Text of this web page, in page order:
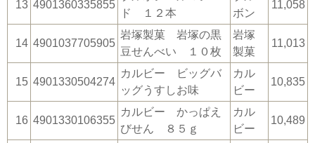
13 4901360335855
ド １２本
ボン
11,058
14 4901037705905
岩塚製菓 岩塚の黒
豆せんべい １０枚
岩塚
製菓
11,013
15 4901330504274
カルビー ビッグバ
ッグうすしお味
カル
ビー
10,835
16 4901330106355
カルビー かっぱえ
びせん ８５ｇ
カル
ビー
10,489